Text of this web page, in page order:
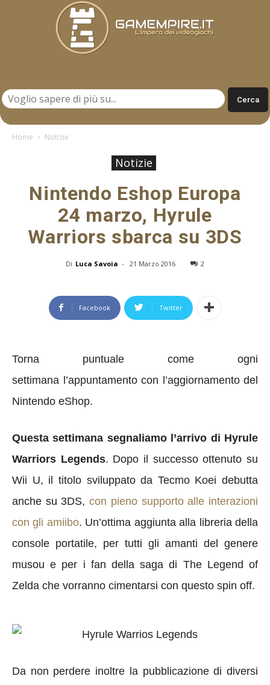
Home Notizie
Notizie
Nintendo Eshop Europa
24 marzo, Hyrule
Warriors sbarca su 3DS
Di Luca Savoia - 21 Marzo 2016 2
Facebook Twitter
Torna puntuale come ogni
settimana l’appuntamento con l’aggiornamento del
Nintendo eShop.
Questa settimana segnaliamo l’arrivo di Hyrule
Warriors Legends. Dopo il successo ottenuto su
Wii U, il titolo sviluppato da Tecmo Koei debutta
anche su 3DS,con pieno supporto alle interazioni
con gli amiibo. Un’ottima aggiunta alla libreria della
console portatile, per tutti gli amanti del genere
musou e per i fan della saga di The Legend of
Zelda che vorranno cimentarsi con questo spin off.
Da non perdere inoltre la pubblicazione di diversi